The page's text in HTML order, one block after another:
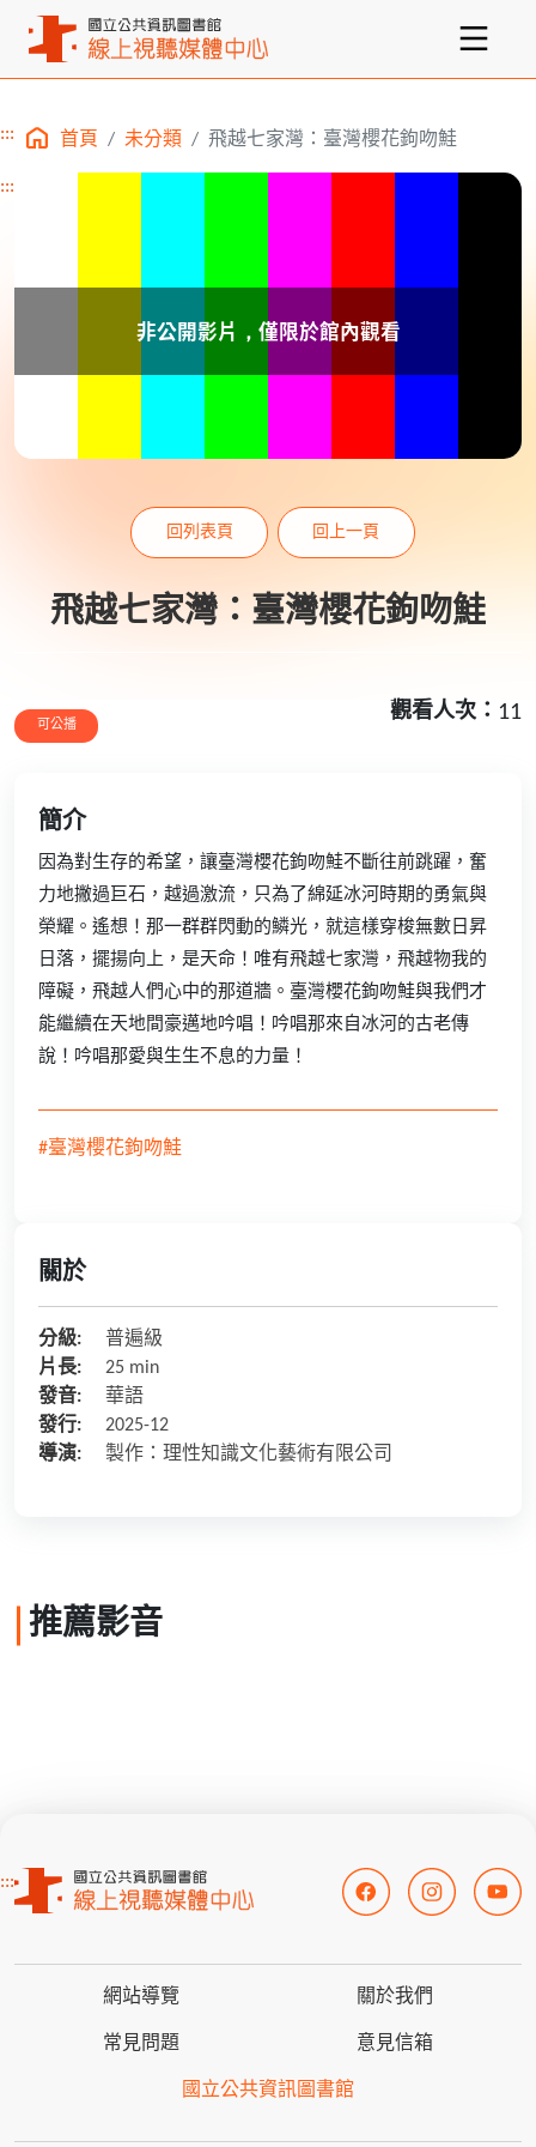
主要內容區塊
::: 首頁 未分類 飛越七家灣：臺灣櫻花鉤吻鮭
:::
飛越七家灣：臺灣櫻花鉤吻鮭
回列表頁 回上一頁
可公播
觀看人次： 11
簡介
因為對生存的希望，讓臺灣櫻花鉤吻鮭不斷往前跳躍，奮
力地撇過巨石，越過激流，只為了綿延冰河時期的勇氣與
榮耀。遙想！那一群群閃動的鱗光，就這樣穿梭無數日昇
日落，擺揚向上，是天命！唯有飛越七家灣，飛越物我的
障礙，飛越人們心中的那道牆。臺灣櫻花鉤吻鮭與我們才
能繼續在天地間豪邁地吟唱！吟唱那來自冰河的古老傳
說！吟唱那愛與生生不息的力量！
#臺灣櫻花鉤吻鮭
關於
分級:
普遍級
片長:
25 min
發音:
華語
發行:
2025-12
導演:
製作：理性知識文化藝術有限公司
推薦影音
:::
網站導覽 關於我們
常見問題 意見信箱
國立公共資訊圖書館